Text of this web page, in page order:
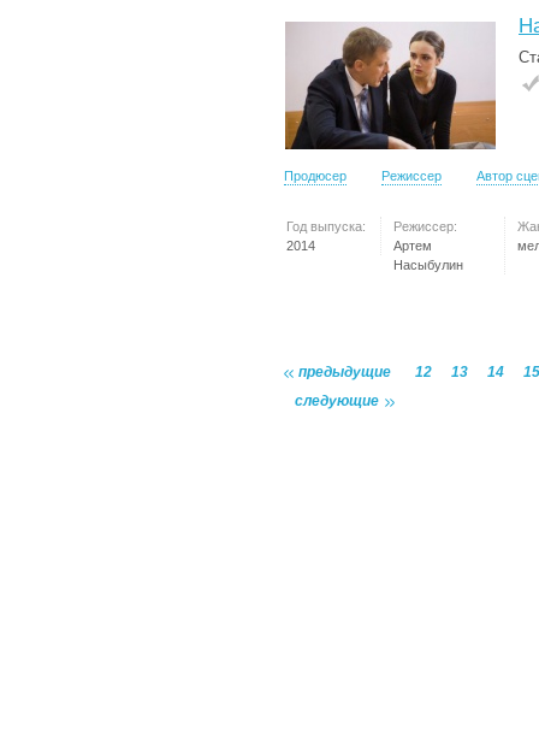
Продюсер Режиссер Автор
Год выпуска:
2014
Режиссер:
Артем
Насыбулин
предыдущие 12 13 14
15
следующие